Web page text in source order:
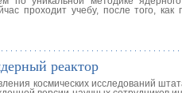
проходит учебу, после того,
реактор
космических исследований